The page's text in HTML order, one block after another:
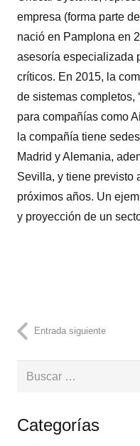
empresa (forma parte
nació en Pamplona en
asesoría especializada
críticos. En 2015, la
de sistemas completos,
para compañías como
la compañía tiene
Madrid y Alemania,
Sevilla, y tiene previsto
próximos años. Un
y proyección de un
Entrada siguiente
Buscar:
Categorías